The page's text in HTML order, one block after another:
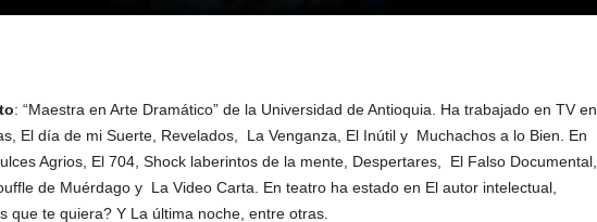
: “Maestra en Arte Dramático” de la Universidad de Antioquia. Ha trabajado en TV en
El día de mi Suerte, Revelados, La Venganza, El Inútil y Muchachos a lo Bien. En
Agrios, El 704, Shock laberintos de la mente, Despertares, El Falso Documental,
de Muérdago y La Video Carta. En teatro ha estado en El autor intelectual,
que te quiera? Y La última noche, entre otras.